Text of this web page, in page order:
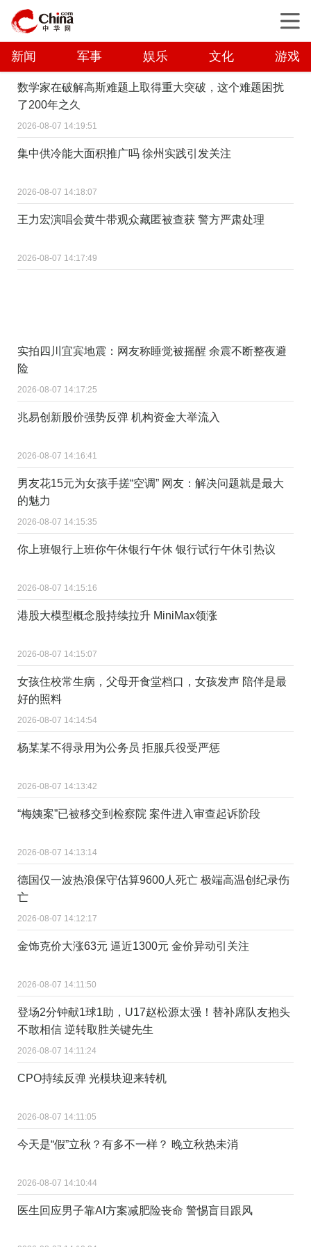
新闻 军事 娱乐 文化 游戏
数学家在破解高斯难题上取得重大突破，这个难题困扰
了200年之久
2026-08-07 14:19:51
集中供冷能大面积推广吗 徐州实践引发关注
2026-08-07 14:18:07
王力宏演唱会黄牛带观众藏匿被查获 警方严肃处理
2026-08-07 14:17:49
实拍四川宜宾地震：网友称睡觉被摇醒 余震不断整夜避
险
2026-08-07 14:17:25
兆易创新股价强势反弹 机构资金大举流入
2026-08-07 14:16:41
男友花15元为女孩手搓“空调” 网友：解决问题就是最大
的魅力
2026-08-07 14:15:35
你上班银行上班你午休银行午休 银行试行午休引热议
2026-08-07 14:15:16
港股大模型概念股持续拉升 MiniMax领涨
2026-08-07 14:15:07
女孩住校常生病，父母开食堂档口，女孩发声 陪伴是最
好的照料
2026-08-07 14:14:54
杨某某不得录用为公务员 拒服兵役受严惩
2026-08-07 14:13:42
“梅姨案”已被移交到检察院 案件进入审查起诉阶段
2026-08-07 14:13:14
德国仅一波热浪保守估算9600人死亡 极端高温创纪录伤
亡
2026-08-07 14:12:17
金饰克价大涨63元 逼近1300元 金价异动引关注
2026-08-07 14:11:50
登场2分钟献1球1助，U17赵松源太强！替补席队友抱头
不敢相信 逆转取胜关键先生
2026-08-07 14:11:24
CPO持续反弹 光模块迎来转机
2026-08-07 14:11:05
今天是“假”立秋？有多不一样？ 晚立秋热未消
2026-08-07 14:10:44
医生回应男子靠AI方案减肥险丧命 警惕盲目跟风